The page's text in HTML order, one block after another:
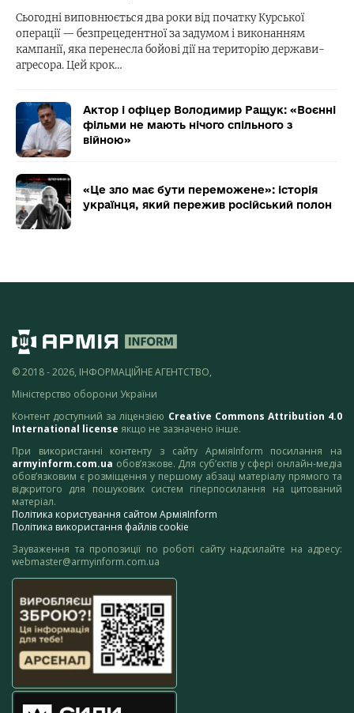
Сьогодні виповнюється два роки від початку Курської
операції — безпрецедентної за задумом і виконанням
кампанії, яка перенесла бойові дії на територію держави-
агресора. Цей крок…
Актор і офіцер Володимир Ращук: «Воєнні
фільми не мають нічого спільного з
війною»
«Це зло має бути переможене»: історія
українця, який пережив російський полон
© 2018 - 2026, ІНФОРМАЦІЙНЕ АГЕНТСТВО,
Міністерство оборони України
Контент доступний за ліцензією Creative Commons Attribution 4.0
International license якщо не зазначено інше.
При використанні контенту з сайту АрміяInform посилання на
armyinform.com.ua обов’язкове. Для суб’єктів у сфері онлайн-медіа
обов’язковим є розміщення у першому абзаці матеріалу прямого та
відкритого для пошукових систем гіперпосилання на цитований
матеріал.
Політика користування сайтом АрміяInform
Політика використання файлів cookie
Зауваження та пропозиції по роботі сайту надсилайте на адресу:
webmaster@armyinform.com.ua